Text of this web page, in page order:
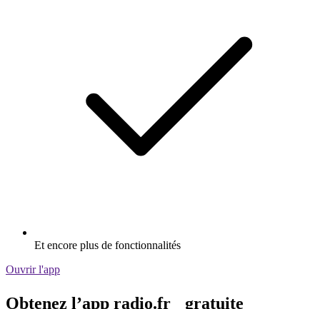
Et encore plus de fonctionnalités
Ouvrir l'app
Obtenez l’app radio.fr gratuite